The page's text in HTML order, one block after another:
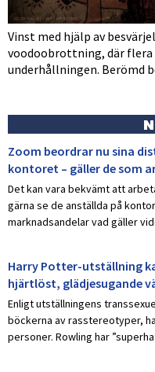
Vinst med hjälp av
voodoobrottning, där flera
underhållningen. Berömd
Zoom beordrar nu sina
kontoret – gäller de som
Det kan vara bekvämt att
gärna se de anställda på
marknadsandelar vad gäller
Harry Potter-utställning
hjärtlöst, glädjesugande
Enligt utställningens
böckerna av rasstereotyper,
personer. Rowling har